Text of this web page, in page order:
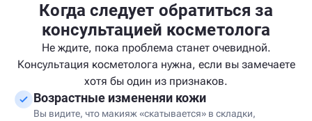
Когда следует обратиться за
консультацией косметолога
Не ждите, пока проблема станет очевидной.
Консультация косметолога нужна, если вы замечаете
хотя бы один из признаков.
Возрастные измененяи кожи
Вы видите, что макияж «скатывается» в складки,